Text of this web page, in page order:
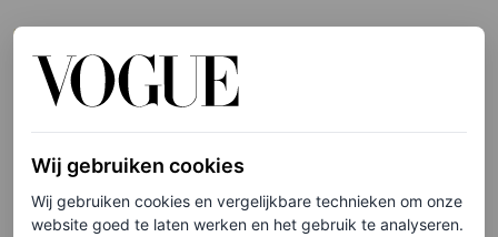
De best geklede sterren van
het LACMA Art + Film Gala
2025
CHRISTIAN ALLAIRE
Wij gebruiken cookies
Wij gebruiken cookies en vergelijkbare technieken om onze
website goed te laten werken en het gebruik te analyseren.